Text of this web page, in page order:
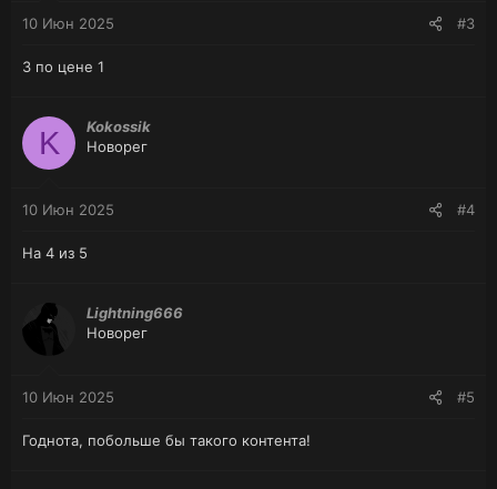
10 Июн 2025 #3
3 по цене 1
K
Kokossik
Новорег
10 Июн 2025 #4
На 4 из 5
Lightning666
Новорег
10 Июн 2025 #5
Годнота, побольше бы такого контента!